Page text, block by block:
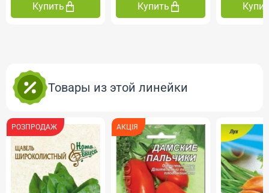
Купить Купить
Товары из этой линейки
РОЗПРОДАЖ АКЦІЯ